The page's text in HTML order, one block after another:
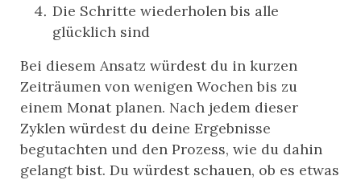
Die Schritte wiederholen bis alle
glücklich sind
Bei diesem Ansatz würdest du in kurzen
Zeiträumen von wenigen Wochen bis zu
einem Monat planen. Nach jedem dieser
Zyklen würdest du deine Ergebnisse
begutachten und den Prozess, wie du dahin
gelangt bist. Du würdest schauen, ob es etwas